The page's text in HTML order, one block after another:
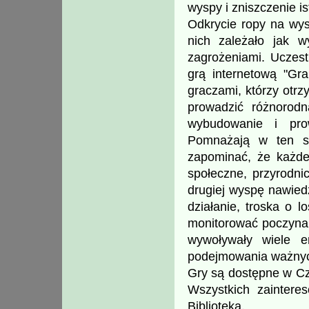
wyspy i zniszczenie
Odkrycie ropy na
nich zależało jak
zagrożeniami.
grą internetową
graczami, którzy
prowadzić
wybudowanie i
Pomnażają w ten
zapominać, że
społeczne,
drugiej wyspę
działanie, troska o
monitorować
wywoływały
podejmowania
Gry są dostępne w
Wszystkich
Biblioteką.